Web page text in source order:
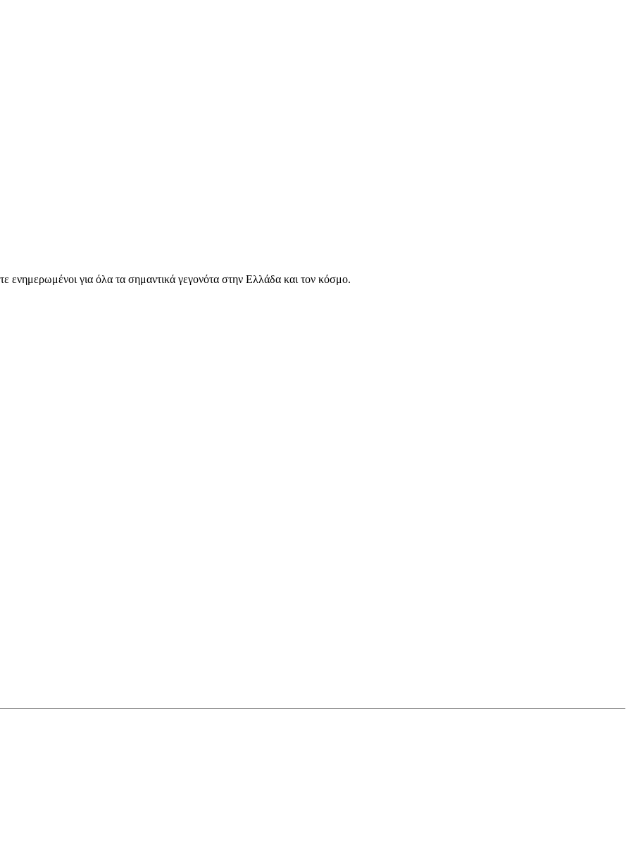
ενημερωμένοι για όλα τα σημαντικά γεγονότα στην Ελλάδα και τον κόσμο.